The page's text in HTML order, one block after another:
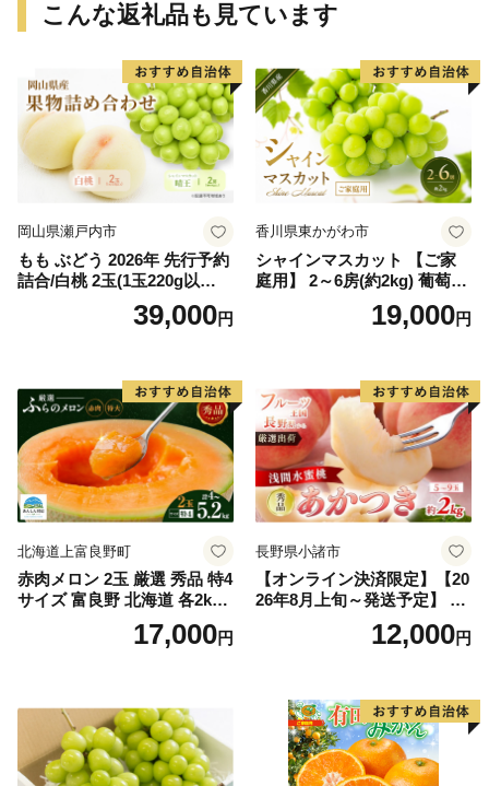
こんな返礼品も見ています
岡山県瀬戸内市
もも ぶどう 2026年 先行予約
詰合/白桃 2玉(1玉220g以
上)・シャインマスカット 晴
39,000円
香川県東かがわ市
シャインマスカット 【ご家
庭用】 2～6房(約2kg) 葡萄 ぶ
どう ブドウ フルーツ 果物 く
だもの 果実 旬の果物 旬のフ
19,000円
北海道上富良野町
赤肉メロン 2玉 厳選 秀品 特4
サイズ 富良野 北海道 各2kg
～2.6kg 2玉 セット ファーム
富良野 メロン めろん 果物 く
17,000円
長野県小諸市
【オンライン決済限定】【20
26年8月上旬～発送予定】 先
行予約 「浅間水蜜桃プレミ
アム」 もも あかつき 秀品 約
果肉 長野県産 小諸市
12,000円